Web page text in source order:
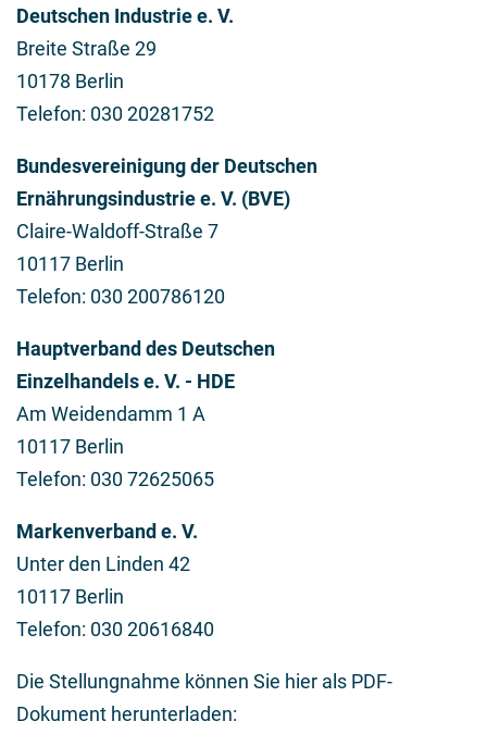
Deutschen Industrie e. V.
Breite Straße 29
10178 Berlin
Telefon: 030 20281752
Bundesvereinigung der Deutschen
Ernährungsindustrie e. V. (BVE)
Claire-Waldoff-Straße 7
10117 Berlin
Telefon: 030 200786120
Hauptverband des Deutschen
Einzelhandels e. V. - HDE
Am Weidendamm 1 A
10117 Berlin
Telefon: 030 72625065
Markenverband e. V.
Unter den Linden 42
10117 Berlin
Telefon: 030 20616840
Die Stellungnahme können Sie hier als PDF-
Dokument herunterladen: